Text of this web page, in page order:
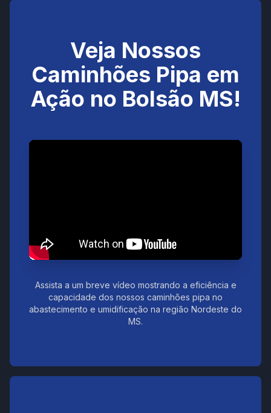
Veja Nossos
Caminhões Pipa em
Ação no Bolsão MS!
Assista a um breve vídeo mostrando a eficiência e
capacidade dos nossos caminhões pipa no
abastecimento e umidificação na região Nordeste do
MS.